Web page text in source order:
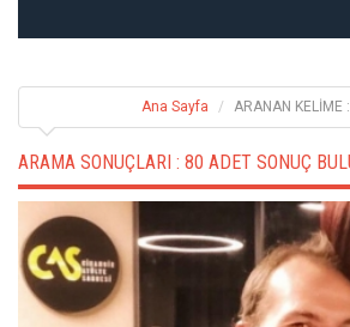
Ana Sayfa ARANAN KELİME
ARAMA SONUÇLARI : 80 ADET SONUÇ